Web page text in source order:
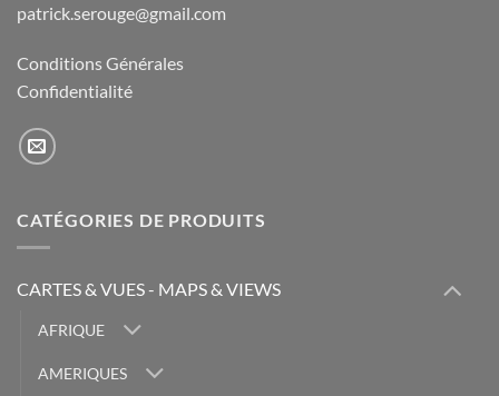
patrick.serouge@gmail.com
Conditions Générales
Confidentialité
CATÉGORIES DE PRODUITS
CARTES & VUES - MAPS & VIEWS
AFRIQUE
AMERIQUES